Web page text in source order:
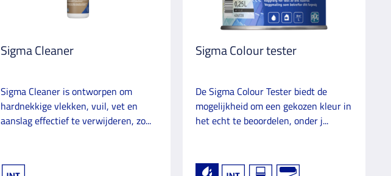
Sigma Cleaner
Sigma Cleaner is ontworpen om
hardnekkige vlekken, vuil, vet en
aanslag effectief te verwijderen, zo...
Sigma Colour tester
De Sigma Colour Tester biedt de
mogelijkheid om een gekozen kleur in
het echt te beoordelen, onder j...